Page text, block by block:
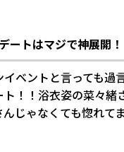
ートはマジで神展開！
ベントと言っても過
！！浴衣姿の菜々緒
じゃなくても惚れて